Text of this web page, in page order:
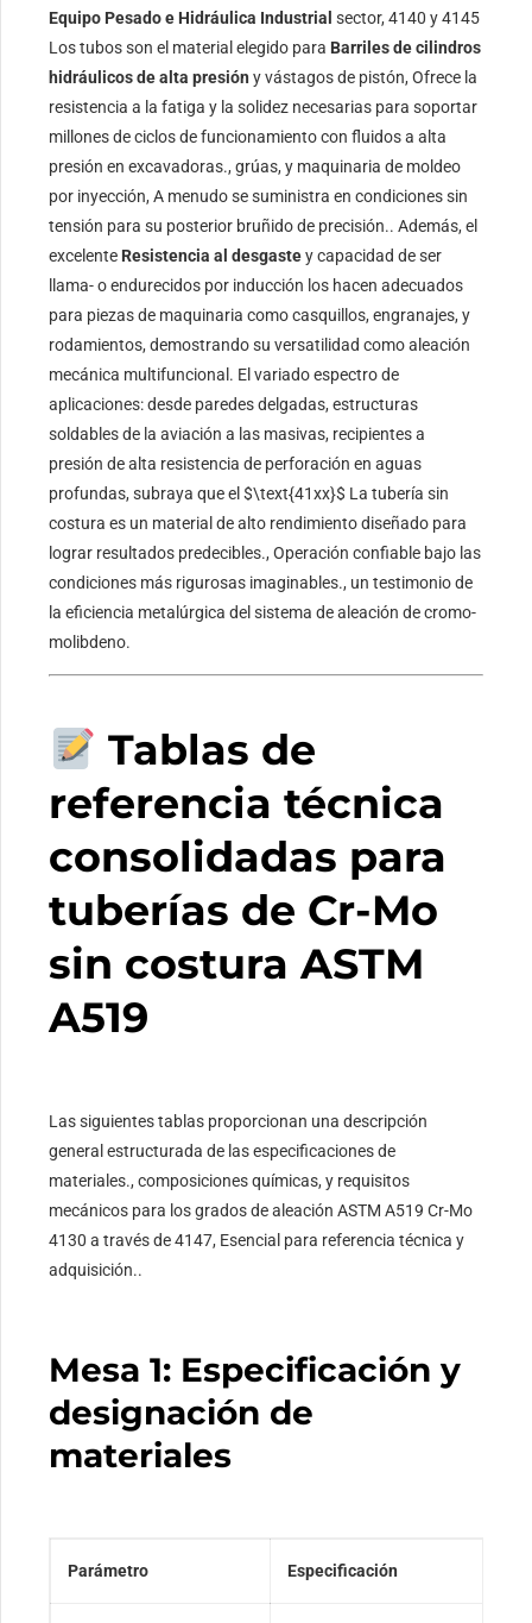
Equipo Pesado e Hidráulica Industrial sector, 4140 y 4145
Los tubos son el material elegido para Barriles de cilindros
hidráulicos de alta presión y vástagos de pistón, Ofrece la
resistencia a la fatiga y la solidez necesarias para soportar
millones de ciclos de funcionamiento con fluidos a alta
presión en excavadoras., grúas, y maquinaria de moldeo
por inyección, A menudo se suministra en condiciones sin
tensión para su posterior bruñido de precisión.. Además, el
excelente Resistencia al desgastey capacidad de ser
llama- o endurecidos por inducción los hacen adecuados
para piezas de maquinaria como casquillos, engranajes, y
rodamientos, demostrando su versatilidad como aleación
mecánica multifuncional. El variado espectro de
aplicaciones: desde paredes delgadas, estructuras
soldables de la aviación a las masivas, recipientes a
presión de alta resistencia de perforación en aguas
profundas, subraya que el$\text{41xx}$ La tubería sin
costura es un material de alto rendimiento diseñado para
lograr resultados predecibles., Operación confiable bajo las
condiciones más rigurosas imaginables., un testimonio de
la eficiencia metalúrgica del sistema de aleación de cromo-
molibdeno.
Tablas de
referencia técnica
consolidadas para
tuberías de Cr-Mo
sin costura ASTM
A519
Las siguientes tablas proporcionan una descripción
general estructurada de las especificaciones de
materiales., composiciones químicas, y requisitos
mecánicos para los grados de aleación ASTM A519 Cr-Mo
4130 a través de 4147, Esencial para referencia técnica y
adquisición..
Mesa 1: Especificación y
designación de
materiales
Parámetro Especificación